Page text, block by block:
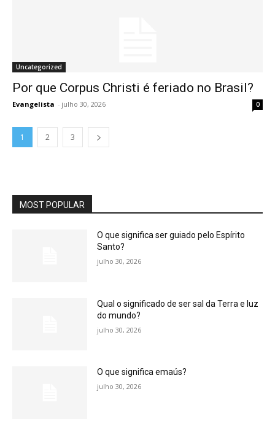
Uncategorized
Por que Corpus Christi é feriado no Brasil?
Evangelista - julho 30, 2026 0
1 2 3
MOST POPULAR
O que significa ser guiado pelo Espírito
Santo?
julho 30, 2026
Qual o significado de ser sal da Terra e luz
do mundo?
julho 30, 2026
O que significa emaús?
julho 30, 2026